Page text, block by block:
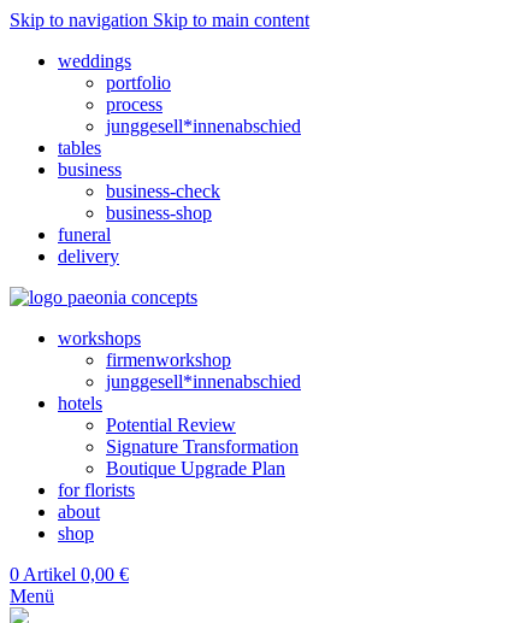
Skip to navigation Skip to main content
weddings
portfolio
process
junggesell*innenabschied
tables
business
business-check
business-shop
funeral
delivery
workshops
firmenworkshop
junggesell*innenabschied
hotels
Potential Review
Signature Transformation
Boutique Upgrade Plan
for florists
about
shop
0 Artikel 0,00 €
Menü